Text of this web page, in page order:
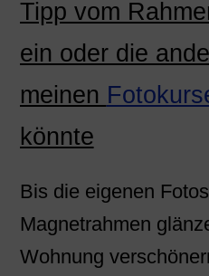
Tipp vom
ein oder die
meinen
könnte
Bis die eigenen
Magnetrahmen
Wohnung